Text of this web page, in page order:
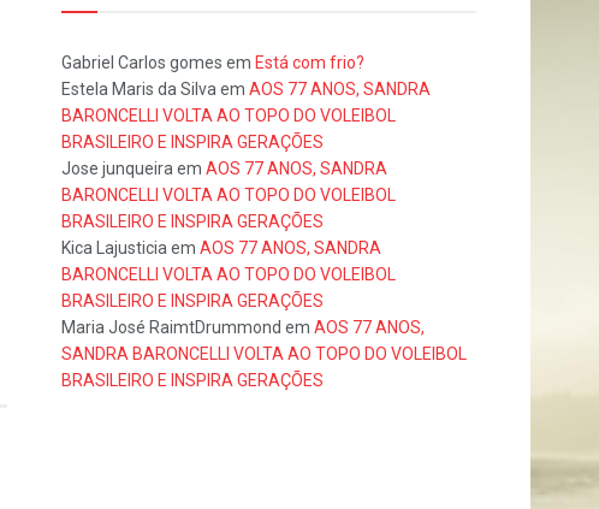
Gabriel Carlos gomes em Está com frio?
Estela Maris da Silvaem AOS 77 ANOS, SANDRA
BARONCELLI VOLTA AO TOPO DO VOLEIBOL
BRASILEIRO E INSPIRA GERAÇÕES
Jose junqueiraem AOS 77 ANOS, SANDRA
BARONCELLI VOLTA AO TOPO DO VOLEIBOL
BRASILEIRO E INSPIRA GERAÇÕES
Kica Lajusticiaem AOS 77 ANOS, SANDRA
BARONCELLI VOLTA AO TOPO DO VOLEIBOL
BRASILEIRO E INSPIRA GERAÇÕES
Maria José RaimtDrummond em AOS 77 ANOS,
SANDRA BARONCELLI VOLTA AO TOPO DO VOLEIBOL
BRASILEIRO E INSPIRA GERAÇÕES